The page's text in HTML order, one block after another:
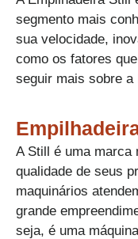
segmento mais
sua velocidade,
como os fatores
seguir mais sobre a
A Still é uma marca
qualidade de seus
maquinários
grande
seja, é uma